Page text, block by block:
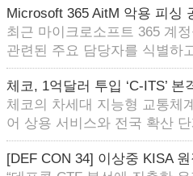
Microsoft 365 AitM 악용 피싱
최근 마이크로소프트 365 계
관련된 주요 담당자를 식별하
체코, 1억달러 투입 ‘C-ITS’ 본
체코의 차세대 지능형 교통체
어 상용 서비스와 전국 확산
[DEF CON 34] 이상중 KISA 원